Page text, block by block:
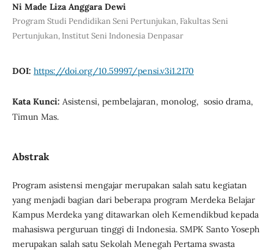
Ni Made Liza Anggara Dewi
Program Studi Pendidikan Seni Pertunjukan, Fakultas Seni
Pertunjukan, Institut Seni Indonesia Denpasar
DOI: https://doi.org/10.59997/pensi.v3i1.2170
Kata Kunci: Asistensi, pembelajaran, monolog, sosio drama,
Timun Mas.
Abstrak
Program asistensi mengajar merupakan salah satu kegiatan
yang menjadi bagian dari beberapa program Merdeka Belajar
Kampus Merdeka yang ditawarkan oleh Kemendikbud kepada
mahasiswa perguruan tinggi di Indonesia. SMPK Santo Yoseph
merupakan salah satu Sekolah Menegah Pertama swasta